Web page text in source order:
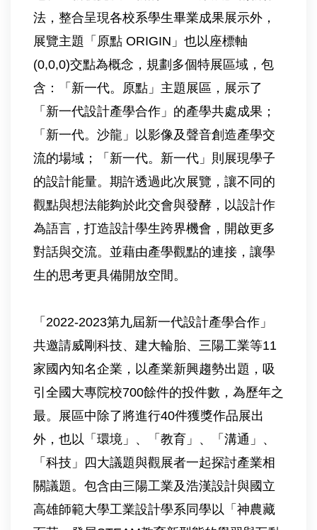
法，整合呈現各校系學生畢業成果展示外，
展覽主題「原點 ORIGIN」也以座標軸
(0,0,0)交點為概念，規劃多個特展區域，包
含：「新一代。原點」主題展區，展示了
「新一代設計產學合作」的產學共處成果；
「新一代。沙龍」以影像及聲音創造產學交
流的場域；「新一代。新一代」則展現學子
的設計能量。期許透過此次展覽，讓不同的
觀點與想法能夠於此交會與發酵，以設計作
為語言，打造設計學生跨界機會，開啟更多
對話與交流。並藉由產學觀點的連接，讓學
生的思考更具備開放空間。
「2022-2023第九屆新一代設計產學合作」
共邀請威剛科技、建大輪胎、三陽工業等11
家國內知名企業，以產業新興趨勢出題，吸
引全國大專院校700餘件的投件數，為歷年之
最。展區中除了將進行40件獲獎作品展出
外，也以「環境」、「教育」、「溝通」、
「科技」四大議題與觀展者一起探討產業相
關議題。包含由三陽工業及浩漢設計與國立
高雄師範大學工業設計學系同學以「神農藏